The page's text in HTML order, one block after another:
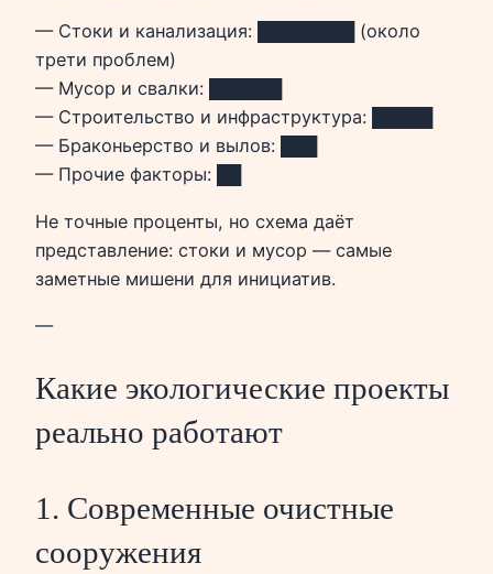
— Стоки и канализация: ████████ (около
трети проблем)
— Мусор и свалки: ██████
— Строительство и инфраструктура: █████
— Браконьерство и вылов: ███
— Прочие факторы: ██
Не точные проценты, но схема даёт
представление: стоки и мусор — самые
заметные мишени для инициатив.
—
Какие экологические проекты
реально работают
1. Современные очистные
сооружения